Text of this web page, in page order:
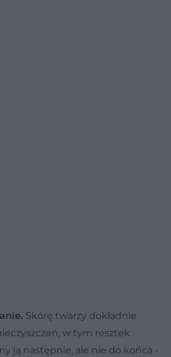
Skórę twarzy dokładnie
w tym resztek
ją następnie, ale nie do końca -